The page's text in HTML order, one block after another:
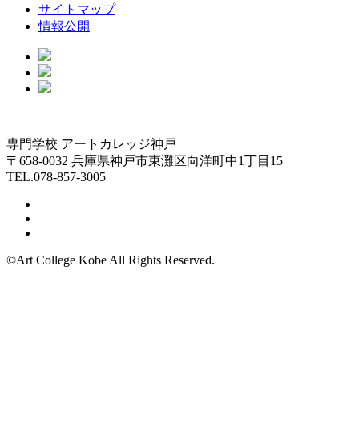
サイトマップ
情報公開
専門学校 アートカレッジ神戸
〒658-0032 兵庫県神戸市東灘区向洋町中1丁目15
TEL.078-857-3005
©Art College Kobe All Rights Reserved.